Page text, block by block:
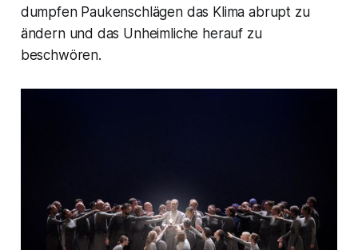
dumpfen Paukenschlägen das Klima abrupt zu
ändern und das Unheimliche herauf zu
beschwören.